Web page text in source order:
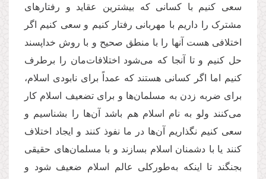
سعی کنیم با کسانی که بیشترین عقاید و رفتارهای
مشترک را داریم با مهربانی رفتار کنیم و سعی کنیم اگر
اختلافی هست آنها را با منطق صحیح و با روش خداپسند
حل کنیم و تا آنجا که می‌شود اختلافات‌مان را برطرف
کنیم اما اگر کسانی هستند که عمداً برای نابودی اسلام،
برای ضربه زدن به مسلمان‌ها و برای تضعیف اسلام کار
می‌کنند ولو به نام اسلام هم باشد آن‌ها را بشناسیم و
سعی کنیم نگذاریم آن‌ها در ما نفوذ کنند و ایجاد اختلاف
کنند یا با دشمنان اسلام بسازند و با مسلمان‌های حقیقی
بجنگند تا اینکه به‌طورکلی عالم اسلام ضعیف شود و